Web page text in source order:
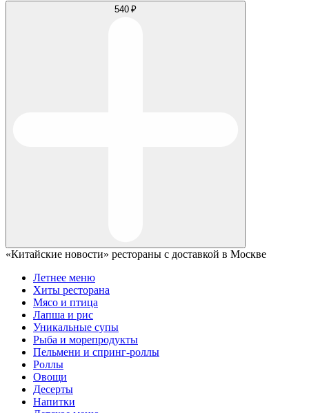
540 ₽
«Китайские новости» рестораны с доставкой в Москве
Летнее меню
Хиты ресторана
Мясо и птица
Лапша и рис
Уникальные супы
Рыба и морепродукты
Пельмени и спринг-роллы
Роллы
Овощи
Десерты
Напитки